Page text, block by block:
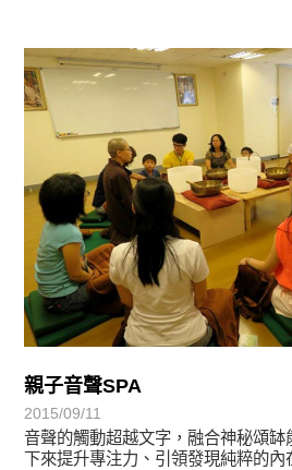
親子音聲SPA
2015/09/11
音聲的觸動超越文字，融合神秘頌
下來提升專注力、引領發現純粹的內